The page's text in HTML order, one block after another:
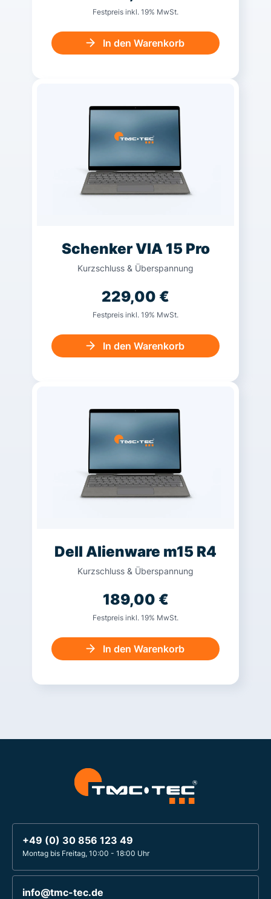
Festpreis inkl. 19% MwSt.
In den Warenkorb
Schenker VIA 15 Pro
Kurzschluss & Überspannung
229,00 €
Festpreis inkl. 19% MwSt.
In den Warenkorb
Dell Alienware m15 R4
Kurzschluss & Überspannung
189,00 €
Festpreis inkl. 19% MwSt.
In den Warenkorb
+49 (0) 30 856 123 49
Montag bis Freitag, 10:00 - 18:00 Uhr
info@tmc-tec.de